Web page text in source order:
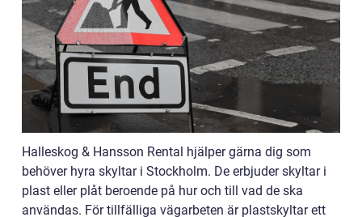
Halleskog & Hansson Rental hjälper gärna dig som
behöver hyra skyltar i Stockholm. De erbjuder skyltar i
plast eller plåt beroende på hur och till vad de ska
användas. För tillfälliga vägarbeten är plastskyltar ett